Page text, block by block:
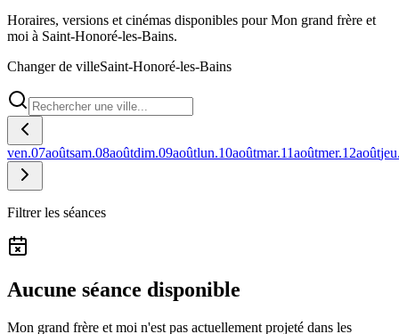
Horaires, versions et cinémas disponibles pour Mon grand frère et
moi à Saint-Honoré-les-Bains.
Changer de villeSaint-Honoré-les-Bains
ven.07aoûtsam.08aoûtdim.09aoûtlun.10aoûtmar.11aoûtmer.12août
Filtrer les séances
Aucune séance disponible
Mon grand frère et moi n'est pas actuellement projeté dans les